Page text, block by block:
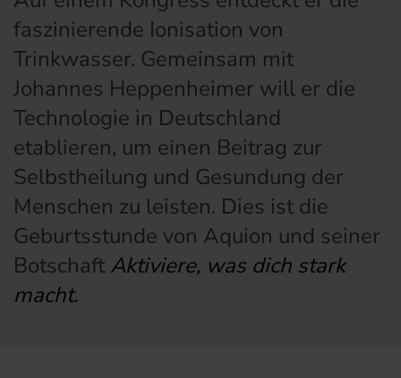
faszinierende Ionisation von
Trinkwasser. Gemeinsam mit
Johannes Heppenheimer will er die
Technologie in Deutschland
etablieren, um einen Beitrag zur
Selbstheilung und Gesundung der
Menschen zu leisten. Dies ist die
Geburtsstunde von Aquion und seiner
Botschaft Aktiviere, was dich stark
macht.